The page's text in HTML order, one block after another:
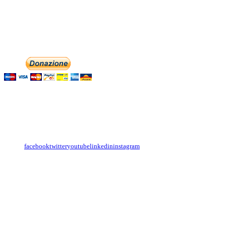
facebooktwitteryoutubelinkedininstagram